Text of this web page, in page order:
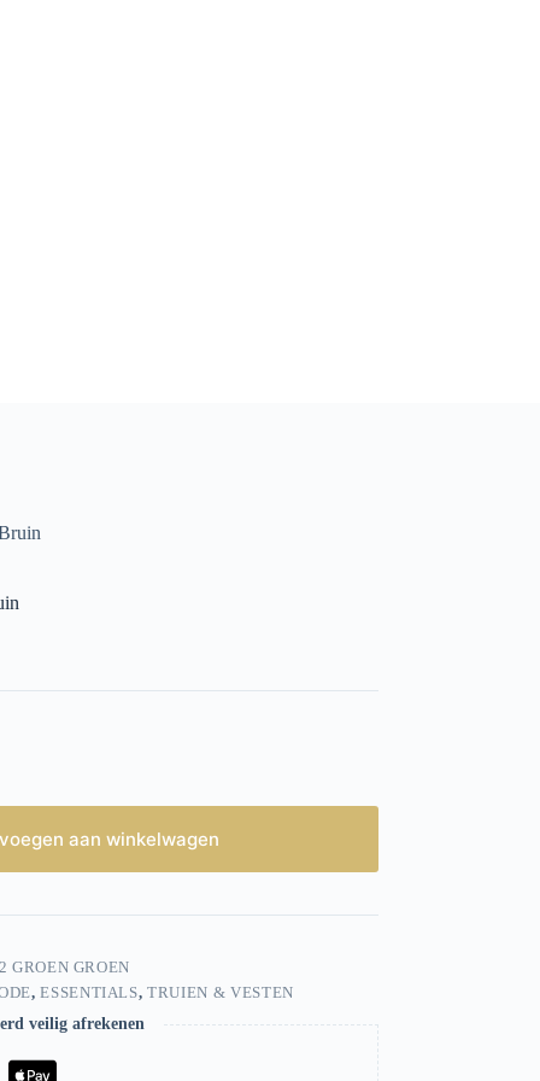
aan winkelwagen
GROEN GROEN
,ESSENTIALS,TRUIEN & VESTEN
veilig afrekenen